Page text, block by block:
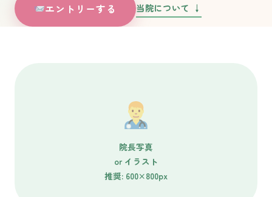
エントリーする 当院について ↓
院長写真
or イラスト
推奨: 600×800px